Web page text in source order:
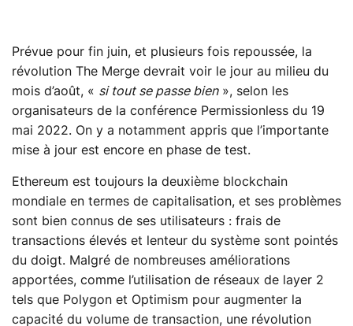
Prévue pour fin juin, et plusieurs fois repoussée, la
révolution The Merge devrait voir le jour au milieu du
mois d’août, « si tout se passe bien», selon les
organisateurs de la conférence Permissionless du 19
mai 2022. On y a notamment appris que l’importante
mise à jour est encore en phase de test.
Ethereum est toujours la deuxième blockchain
mondiale en termes de capitalisation, et ses problèmes
sont bien connus de ses utilisateurs : frais de
transactions élevés et lenteur du système sont pointés
du doigt. Malgré de nombreuses améliorations
apportées, comme l’utilisation de réseaux de layer 2
tels que Polygon et Optimism pour augmenter la
capacité du volume de transaction, une révolution